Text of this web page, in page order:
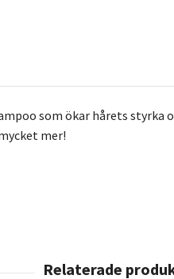
som ökar hårets
mer!